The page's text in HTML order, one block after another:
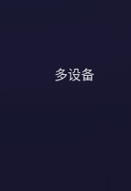
多设备